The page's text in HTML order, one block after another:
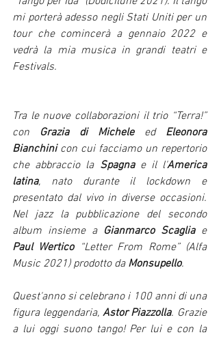
mi porterà adesso negli Stati Uniti per un
tour che comincerà a gennaio 2022 e
vedrà la mia musica in grandi teatri e
Festivals.
Tra le nuove collaborazioni il trio “Terra!”
con Grazia di Michele ed Eleonora
Bianchini con cui facciamo un repertorio
che abbraccio la Spagna e il l'America
latina, nato durante il lockdown e
presentato dal vivo in diverse occasioni.
Nel jazz la pubblicazione del secondo
album insieme a Gianmarco Scaglia
e
Paul Wertico “Letter From Rome” (Alfa
Music 2021) prodotto da Monsupello.
Quest'anno si celebrano i 100 anni di una
figura leggendaria, Astor Piazzolla. Grazie
a lui oggi suono tango! Per lui e con la